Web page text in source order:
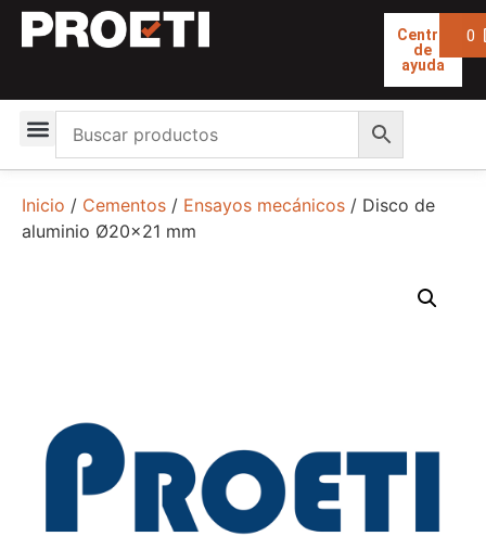
Centro
de
ayuda
0
Inicio / Cementos / Ensayos mecánicos / Disco de
aluminio Ø20×21 mm